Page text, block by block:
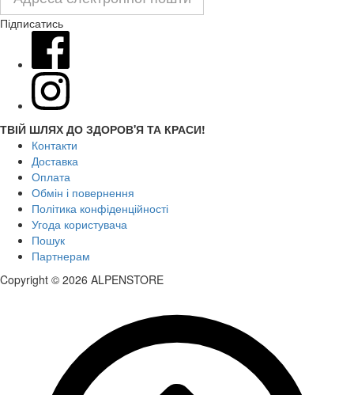
Підписатись
ТВІЙ ШЛЯХ ДО ЗДОРОВ'Я ТА КРАСИ!
Контакти
Доставка
Оплата
Обмін і повернення
Політика конфіденційності
Угода користувача
Пошук
Партнерам
Copyright © 2026 ALPENSTORE